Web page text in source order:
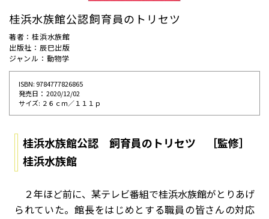
桂浜水族館公認飼育員のトリセツ
著者：桂浜水族館
出版社：辰巳出版
ジャンル：動物学
ISBN: 9784777826865
発売⽇： 2020/12/02
サイズ: ２６ｃｍ／１１１ｐ
桂浜水族館公認 飼育員のトリセツ ［監修］
桂浜水族館
２年ほど前に、某テレビ番組で桂浜水族館がとりあげ
られていた。館長をはじめとする職員の皆さんの対応